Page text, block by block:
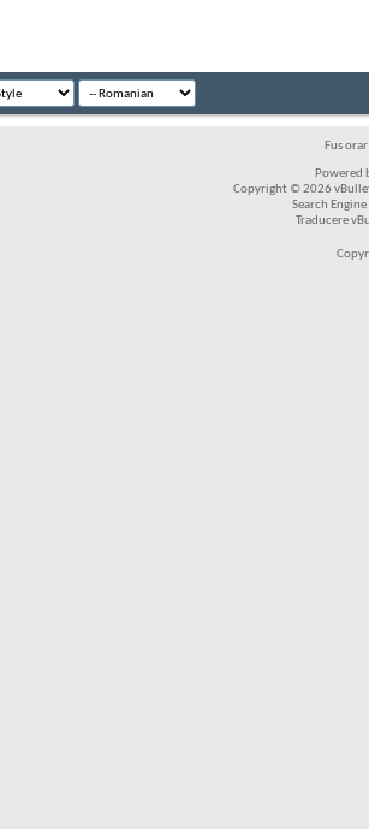
Fus
Powered
Copyright © 2026
Search
Traducere